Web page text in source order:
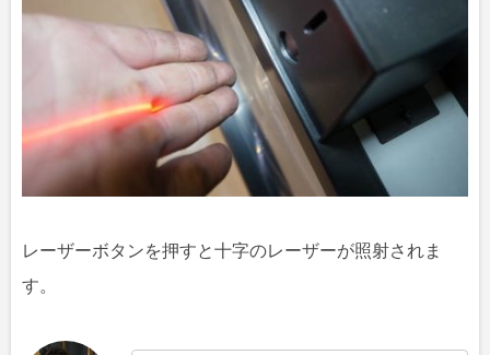
レーザーボタンを押すと十字のレーザーが照射されま
す。